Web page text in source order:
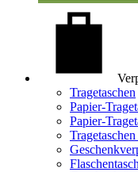
Tragetaschen
Papier-
Papier-